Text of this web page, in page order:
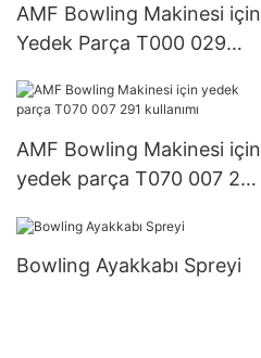
AMF Bowling Makinesi için
Yedek Parça T000 029
AMF Bowling Makinesi için
yedek parça T070 007 291
Bowling Ayakkabı Spreyi